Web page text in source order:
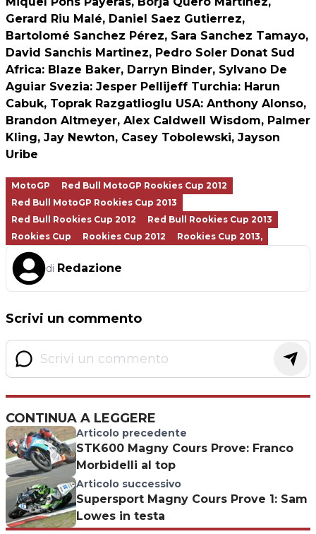
Gerard Riu Malé, Daniel Saez Gutierrez,
Bartolomé Sanchez Pérez, Sara Sanchez Tamayo,
David Sanchis Martinez, Pedro Soler Donat Sud
Africa: Blaze Baker, Darryn Binder, Sylvano De
Aguiar Svezia: Jesper Pellijeff Turchia: Harun
Cabuk, Toprak Razgatlioglu USA: Anthony Alonso,
Brandon Altmeyer, Alex Caldwell Wisdom, Palmer
Kling, Jay Newton, Casey Tobolewski, Jayson
Uribe
MotoGP
Red Bull MotoGP Rookies Cup 2012
Red Bull MotoGP Rookies Cup 2013
Red Bull Rookies Cup 2012
Red Bull Rookies Cup 2013
Rookies Cup
Rookies Cup 2012 Rookies Cup 2013,
di Redazione
Scrivi un commento
CONTINUA A LEGGERE
Articolo precedente
STK600 Magny Cours Prove: Franco
Morbidelli al top
Articolo successivo
Supersport Magny Cours Prove 1: Sam
Lowes in testa